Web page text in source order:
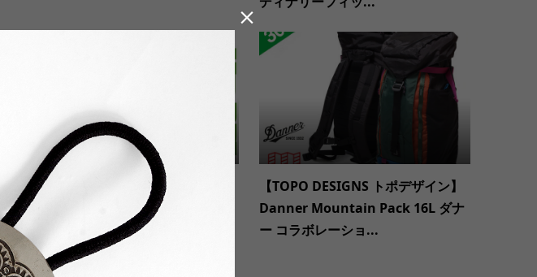
【MILITARY DEADSTOCK(ミリタ
リーデッドストック)】G.I WOOL S
CARF ジーアイ ウー...
【TOPO DESIGNS トポデザイン】
Danner Mountain Pack 16L ダナ
ー コラボレーショ...
